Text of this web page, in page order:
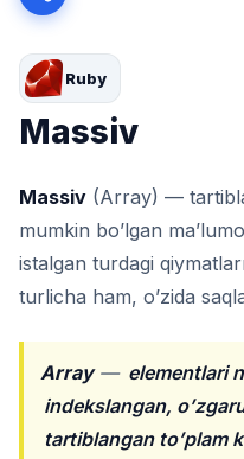
Ruby
Massiv
Massiv (Array) —
mumkin bo’lgan
istalgan turdagi
turlicha ham, o’zida
Array— elementlari
indekslangan,
tartiblangan to’plam